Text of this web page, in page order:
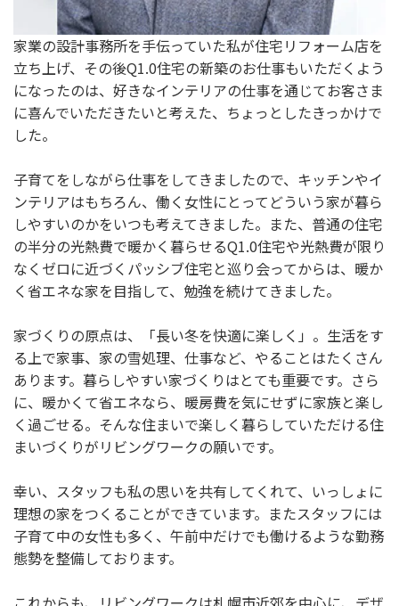
家業の設計事務所を手伝っていた私が住宅リフォーム店を
立ち上げ、その後Q1.0住宅の新築のお仕事もいただくよう
になったのは、好きなインテリアの仕事を通じてお客さま
に喜んでいただきたいと考えた、ちょっとしたきっかけで
した。
子育てをしながら仕事をしてきましたので、キッチンやイ
ンテリアはもちろん、働く女性にとってどういう家が暮ら
しやすいのかをいつも考えてきました。また、普通の住宅
の半分の光熱費で暖かく暮らせるQ1.0住宅や光熱費が限り
なくゼロに近づくパッシブ住宅と巡り会ってからは、暖か
く省エネな家を目指して、勉強を続けてきました。
家づくりの原点は、「長い冬を快適に楽しく」。生活をす
る上で家事、家の雪処理、仕事など、やることはたくさん
あります。暮らしやすい家づくりはとても重要です。さら
に、暖かくて省エネなら、暖房費を気にせずに家族と楽し
く過ごせる。そんな住まいで楽しく暮らしていただける住
まいづくりがリビングワークの願いです。
幸い、スタッフも私の思いを共有してくれて、いっしょに
理想の家をつくることができています。またスタッフには
子育て中の女性も多く、午前中だけでも働けるような勤務
態勢を整備しております。